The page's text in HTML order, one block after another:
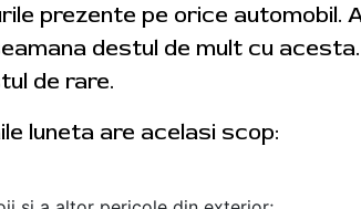
prezente pe orice
destul de mult cu
de rare.
luneta are acelasi scop: